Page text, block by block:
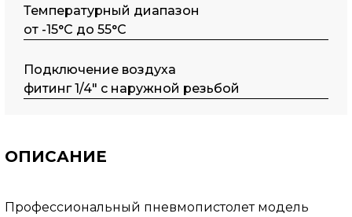
Температурный диапазон
от -15°C до 55°C
Подключение воздуха
фитинг 1/4" с наружной резьбой
ОПИСАНИЕ
Профессиональный пневмопистолет модель